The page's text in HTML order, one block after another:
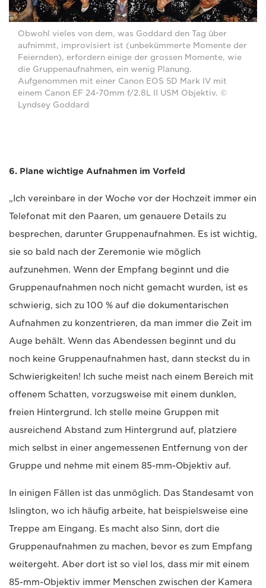
Obwohl vieles von dem, was Goddard den Tag über
aufnimmt, improvisiert ist (unbekümmerte Momente der
Feiernden), erfordern einige der grossen Momente, wie
die Gruppenaufnahmen, ein wenig Planung.
Aufgenommen mit einer Canon EOS 5D Mark IV mit
einem Canon EF 24-70mm f/2.8L II USM Objektiv. ©
Lyndsey Goddard
6. Plane wichtige Aufnahmen im Vorfeld
„Ich vereinbare in der Woche vor der Hochzeit immer ein
Telefonat mit den Paaren, um genauere Details zu
besprechen, darunter Gruppenaufnahmen. Es ist wichtig,
sie so bald nach der Zeremonie wie möglich
aufzunehmen. Wenn der Empfang beginnt und die
Gruppenaufnahmen noch nicht gemacht wurden, ist es
schwierig, sich zu 100 % auf die dokumentarischen
Aufnahmen zu konzentrieren, da man immer die Zeit im
Auge behält. Wenn das Abendessen beginnt und du
noch keine Gruppenaufnahmen hast, dann steckst du in
Schwierigkeiten! Ich suche meist nach einem Bereich mit
offenem Schatten, vorzugsweise mit einem dunklen,
freien Hintergrund. Ich stelle meine Gruppen mit
ausreichend Abstand zum Hintergrund auf, platziere
mich selbst in einer angemessenen Entfernung von der
Gruppe und nehme mit einem 85-mm-Objektiv auf.
In einigen Fällen ist das unmöglich. Das Standesamt von
Islington, wo ich häufig arbeite, hat beispielsweise eine
Treppe am Eingang. Es macht also Sinn, dort die
Gruppenaufnahmen zu machen, bevor es zum Empfang
weitergeht. Aber dort ist so viel los, dass mir mit einem
85-mm-Objektiv immer Menschen zwischen der Kamera